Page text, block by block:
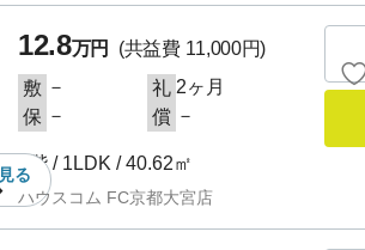
見る
12.8万円
(共益費 11,000円)
敷 － 礼 2ヶ月
保 － 償 －
7階 / 1LDK / 40.62㎡
ハウスコム FC京都大宮店